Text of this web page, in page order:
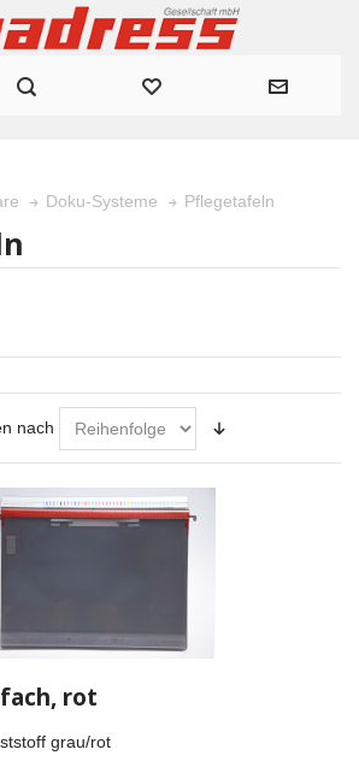
Doku-Systeme Pflegetafeln
nach
rot
grau/rot